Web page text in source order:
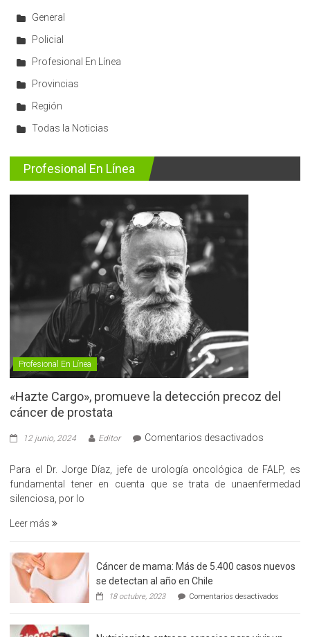
General
Policial
Profesional En Línea
Provincias
Región
Todas la Noticias
Profesional En Línea
Profesional En Línea
«Hazte Cargo», promueve la detección precoz del
cáncer de prostata
12 junio, 2024 Editor Comentarios desactivados
Cargo»,
promueve
de
Para el Dr. Jorge Díaz, jefe de urología oncológica de FALP, es
fundamental tener en cuenta que se trata de unaenfermedad
silenciosa, por lo
Leer más
Cáncer de mama: Más de 5.400 casos nuevos
se detectan al año en Chile
18 octubre, 2023 Comentarios desactivados
de